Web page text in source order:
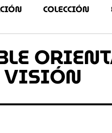
COLECCIÓN
VISIÓN